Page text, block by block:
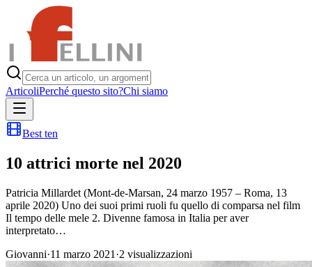
ArticoliPerché questo sito?Chi siamo
Best ten
10 attrici morte nel 2020
Patricia Millardet (Mont-de-Marsan, 24 marzo 1957 – Roma, 13
aprile 2020) Uno dei suoi primi ruoli fu quello di comparsa nel film
Il tempo delle mele 2. Divenne famosa in Italia per aver
interpretato…
Giovanni·11 marzo 2021 ·2 visualizzazioni